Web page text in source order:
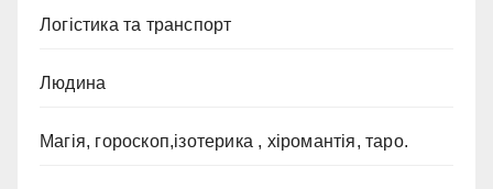
Логістика та транспорт
Людина
Магія, гороскоп,ізотерика , хіромантія, таро.